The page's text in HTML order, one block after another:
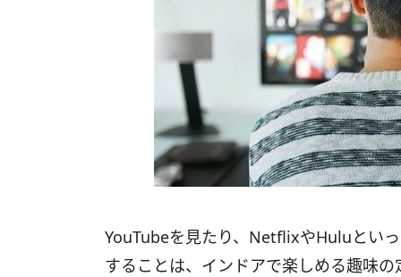
YouTubeを見たり、NetflixやHuluとい
することは、インドアで楽しめる趣味の